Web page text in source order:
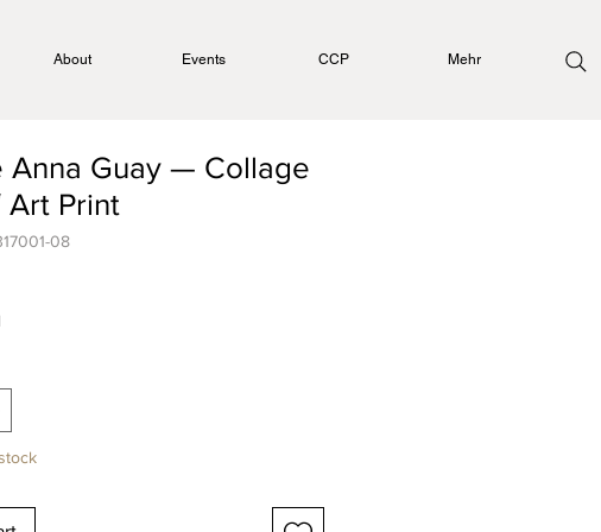
About Events CCP Mehr
Anna Guay — Collage
Art Print
08